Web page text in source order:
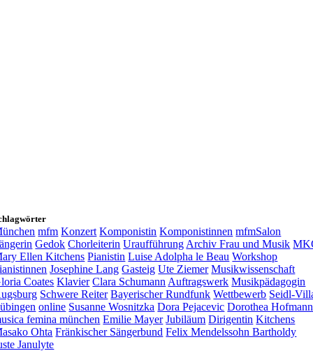
mfm Konzert Komponistin Komponistinnen mfmSalon
Gedok Chorleiterin Uraufführung Archiv Frau und Musik
Ellen Kitchens Pianistin Luise Adolpha le Beau Workshop
Josephine Lang Gasteig Ute Ziemer Musikwissenschaft
Coates Klavier Clara Schumann Auftragswerk Musikpädagogin
Schwere Reiter Bayerischer Rundfunk Wettbewerb Seidl-
online Susanne Wosnitzka Dora Pejacevic Dorothea Hofmann
femina münchen Emilie Mayer Jubiläum Dirigentin Kitchens
Ohta Fränkischer Sängerbund Felix Mendelssohn Bartholdy
Janulyte